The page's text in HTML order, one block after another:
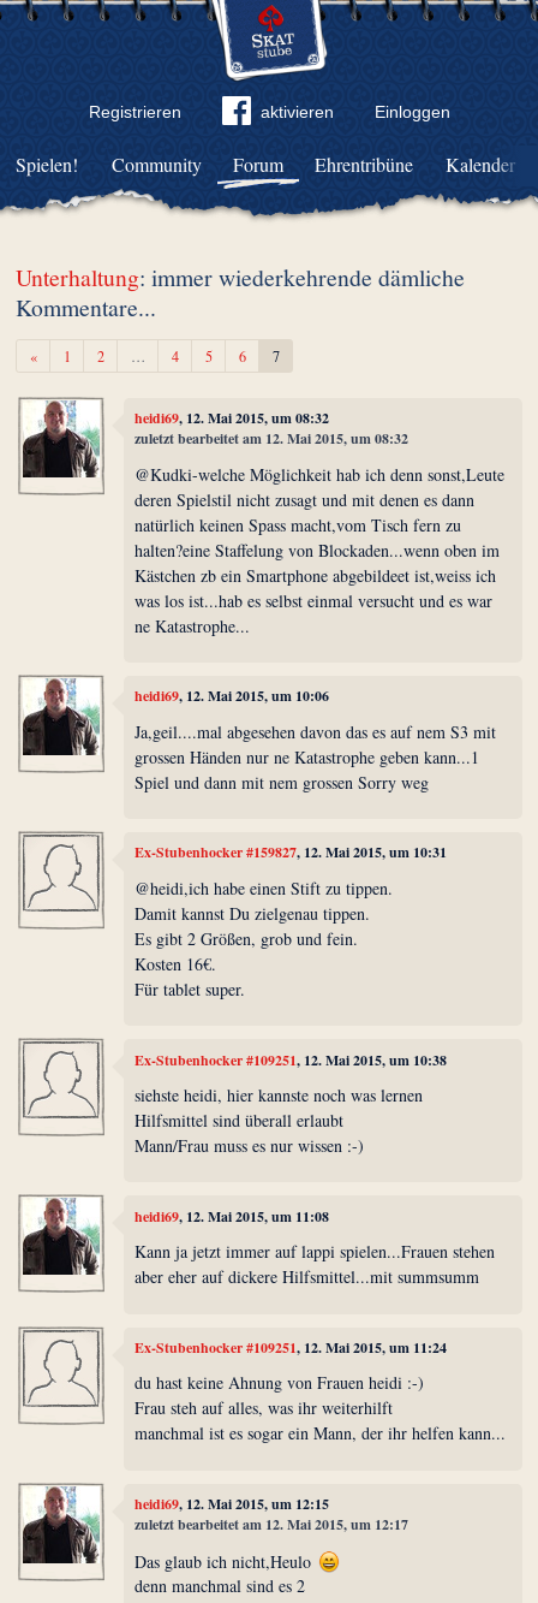
Registrieren aktivieren Einloggen
Community Forum Ehrentribüne Kalender
Spielen!
Unterhaltung: immer wiederkehrende dämliche
Kommentare...
«Zurück1 2 … 4 5 6 7
heidi69, 12. Mai 2015, um 08:32
zuletzt bearbeitet am 12. Mai 2015, um 08:32
@Kudki-welche Möglichkeit hab ich denn sonst,Leute
deren Spielstil nicht zusagt und mit denen es dann
natürlich keinen Spass macht,vom Tisch fern zu
halten?eine Staffelung von Blockaden...wenn oben im
Kästchen zb ein Smartphone abgebildeet ist,weiss ich
was los ist...hab es selbst einmal versucht und es war
ne Katastrophe...
heidi69, 12. Mai 2015, um 10:06
Ja,geil....mal abgesehen davon das es auf nem S3 mit
grossen Händen nur ne Katastrophe geben kann...1
Spiel und dann mit nem grossen Sorry weg
Ex-Stubenhocker #159827, 12. Mai 2015, um 10:31
@heidi,ich habe einen Stift zu tippen.
Damit kannst Du zielgenau tippen.
Es gibt 2 Größen, grob und fein.
Kosten 16€.
Für tablet super.
Ex-Stubenhocker #109251, 12. Mai 2015, um 10:38
siehste heidi, hier kannste noch was lernen
Hilfsmittel sind überall erlaubt
Mann/Frau muss es nur wissen :-)
heidi69, 12. Mai 2015, um 11:08
Kann ja jetzt immer auf lappi spielen...Frauen stehen
aber eher auf dickere Hilfsmittel...mit summsumm
Ex-Stubenhocker #109251, 12. Mai 2015, um 11:24
du hast keine Ahnung von Frauen heidi :-)
Frau steh auf alles, was ihr weiterhilft
manchmal ist es sogar ein Mann, der ihr helfen kann...
heidi69, 12. Mai 2015, um 12:15
zuletzt bearbeitet am 12. Mai 2015, um 12:17
Das glaub ich nicht,Heulo
denn manchmal sind es 2